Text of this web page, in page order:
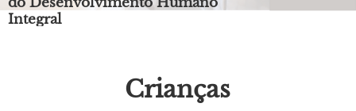
Integral
Crianças